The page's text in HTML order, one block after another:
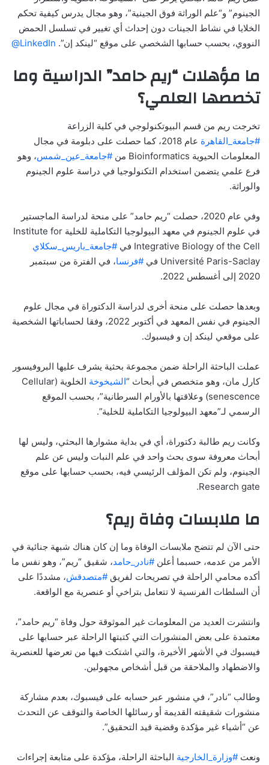
الجينوم” و“علم الوراثة فوق الجينية”، وهو مجال يدرس كيفية تحكم
الخلايا في نشاط الجينات دون إحداث أي تغيير في تسلسل الحمض
النووي، بحسب حسابها الشخصي على موقع “لينكد إن”. @LinkedIn
ما مؤهلات “ريم حامد” الدراسية وما
تخصصها العلمي؟
تخرجت ريم من قسم البيوتكنولوجي في كلية الزراعة
#جامعة_القاهرة
عام 2018، كما حصلت على دبلومة في مجال
المعلومات الحيوية Bioinformatics من
#جامعة_عين_شمس، وهو
فرع علمي يتضمن استخدام التكنولوجيا في دراسة علوم الجينوم
والوراثة.
وفي عام 2020، حصلت “ريم حامد” على منحة لدراسة الماجستير
في علوم الجينوم في معهد البيولوجيا التكاملية للخلية Institute for
Integrative Biology of the Cell في
#جامعة_باريس_سكلاي
Université Paris-Saclay في
#فرنسا، في الفترة من سبتمبر
2020 إلى أغسطس 2022.
وبعدها حصلت على منحة أخرى لدراسة الدكتوراة في مجال علوم
الجينوم في نفس المعهد في أكتوبر 2022، وفقا لحساباتها الشخصية
على موقعي لينكد إن و فيسبوك.
عملت الباحثة الراحلة ضمن مجموعة بحثية يشرف عليها البروفيسور
كارل مان، وهو متخصص في أبحاث “الشيخوخة
الخلوية (Cellular
senescence) وعلاقتها بالأورام السرطانية”، بحسب الموقع
الرسمي لـ”معهد البيولوجيا التكاملية للخلية”.
وكانت ريم طالبة دكتوراة، أي في بداية مشوارها البحثي، وليس لها
أبحاث معروفة سوى بحث واحد في علم النبات وليس عن علم
الجينوم، ولم تكن المؤلف الرئيسي فيه، بحسب حسابها على موقع
Research gate.
ما ملابسات وفاة ريم؟
حتى الآن لم تتضح ملابسات الوفاة وما إن كان هناك شبهة جنائية في
الأمر من عدمه، حسبما أعلن#نادر_حامد، شقيق “ريم”، وهو نفس ما
أكده محامي الراحلة في تصريحات لفريق#متصدقش، مشددًا على
أن السلطات الفرنسية لا تتعامل بتراخي أو عنصرية مع الواقعة.
وانتشرت العديد من المعلومات غير الموثوقة حول وفاة “ريم حامد”،
معتمدة على بعض المنشورات التي كتبتها الراحلة عبر حسابها على
فيسبوك في الأشهر الأخيرة، والتي اشتكت فيها من تعرضها للعنصرية
والاضطهاد والملاحقة من قبل أشخاص مجهولين.
وطالب “نادر”، في منشور عبر حسابه على فيسبوك، بعدم مشاركة
منشورات شقيقته القديمة أو رسائلها الخاصة والتوقف عن التحدث
عن “أشياء غير مؤكدة وقضية قيد التحقيق”.
ونعت#وزارة_الخارجية الباحثة الراحلة، مؤكدة على متابعة إجراءات